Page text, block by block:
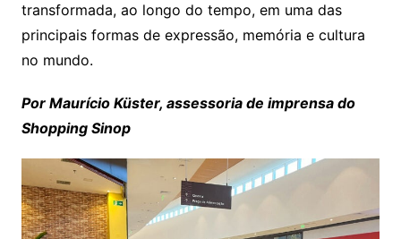
transformada, ao longo do tempo, em uma das
principais formas de expressão, memória e cultura
no mundo.
Por Maurício Küster, assessoria de imprensa do
Shopping Sinop